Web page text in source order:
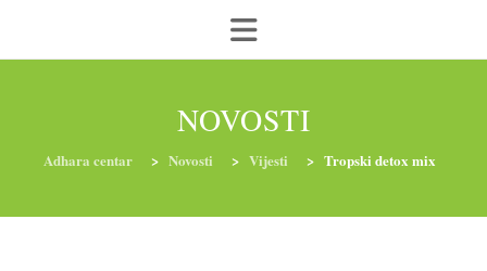
NOVOSTI
Adhara centar > Novosti > Vijesti > Tropski detox mix